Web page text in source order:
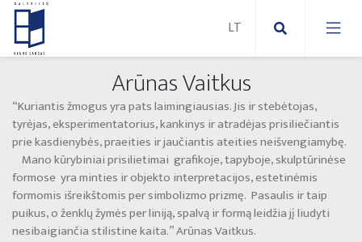
Nauji paveikslai
Abstraktūs paveikslai
Modernūs paveikslai
Paveikslai ant drobės
Naujos skulptūros
Lauko skulptūros
Liaudies skulptūros
Arūnas Vaitkus
“Kuriantis žmogus yra pats laimingiausias. Jis ir stebėtojas,
tyrėjas, eksperimentatorius, kankinys ir atradėjas prisiliečiantis
prie kasdienybės, praeities ir jaučiantis ateities neišvengiamybę.
Mano kūrybiniai prisilietimai grafikoje, tapyboje, skulptūrinėse
formose yra minties ir objekto interpretacijos, estetinėmis
formomis išreikštomis per simbolizmo prizmę. Pasaulis ir taip
puikus, o ženklų žymės per liniją, spalvą ir formą leidžia jį liudyti
nesibaigiančia stilistine kaita.” Arūnas Vaitkus.